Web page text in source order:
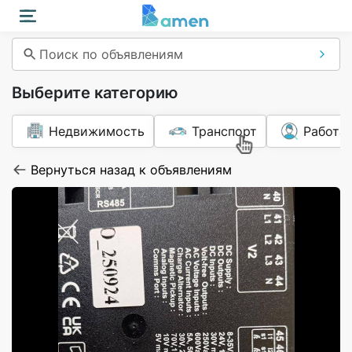
Поиск по объявлениям
Выберите категорию
Недвижимость Транспорт Работа
Вернуться назад к объявлениям